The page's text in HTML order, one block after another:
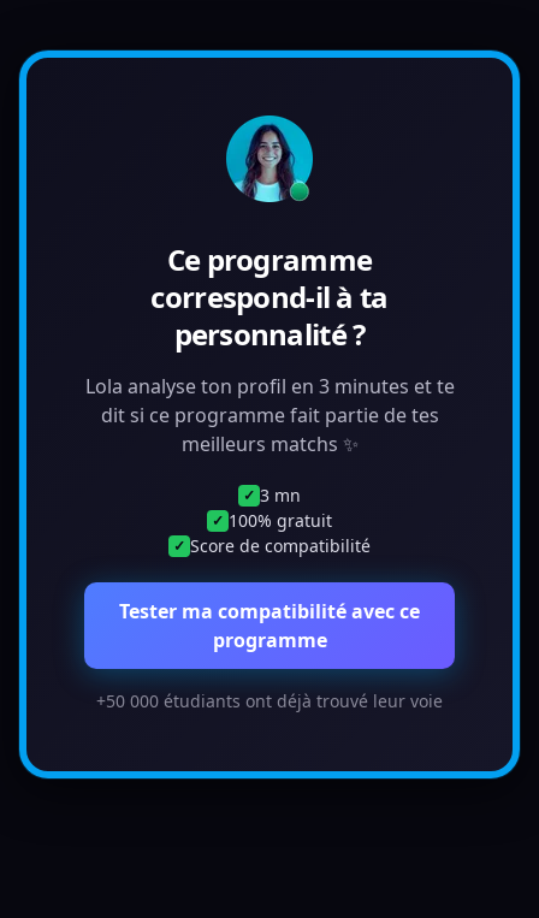
Ce programme
correspond-il à ta
personnalité ?
Lola analyse ton profil en 3 minutes et te
dit si ce programme fait partie de tes
meilleurs matchs ✨
✓ 3 mn
✓ 100% gratuit
✓ Score de compatibilité
Tester ma compatibilité avec ce
programme
+50 000 étudiants ont déjà trouvé leur voie